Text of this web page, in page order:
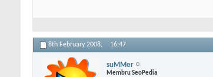
8th February 2008, 16:47
suMMer
Membru SeoPedia